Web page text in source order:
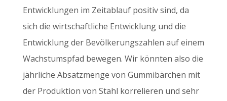
Entwicklungen im Zeitablauf positiv sind, da
sich die wirtschaftliche Entwicklung und die
Entwicklung der Bevölkerungszahlen auf einem
Wachstumspfad bewegen. Wir könnten also die
jährliche Absatzmenge von Gummibärchen mit
der Produktion von Stahl korrelieren und sehr